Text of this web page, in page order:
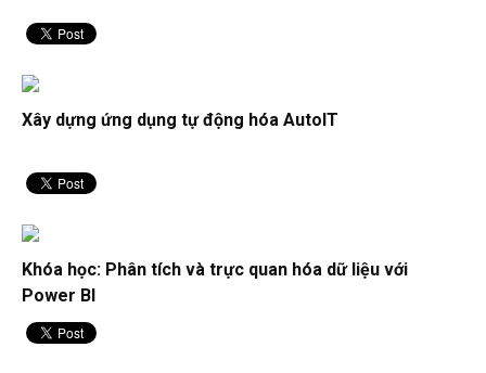
Xây dựng ứng dụng tự động hóa AutoIT
Khóa học: Phân tích và trực quan hóa dữ liệu với
Power BI